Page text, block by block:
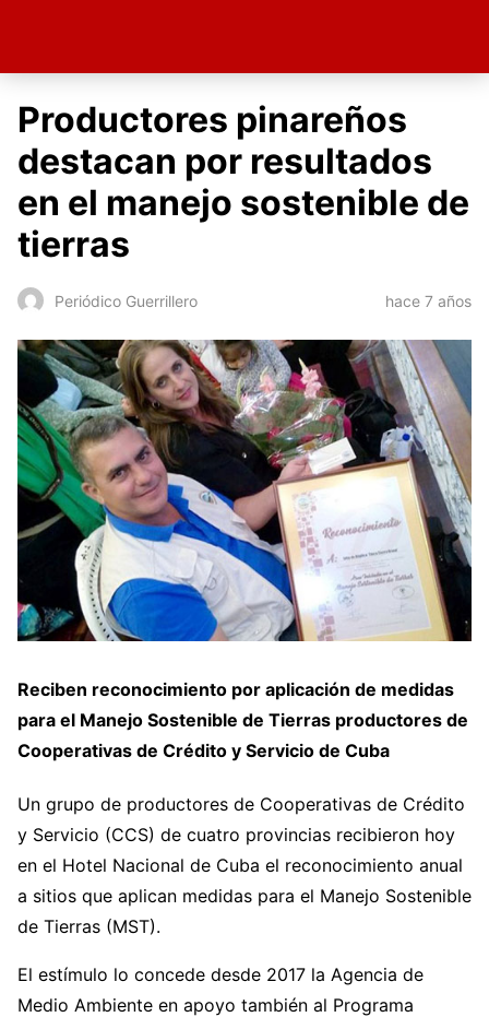
Productores pinareños
destacan por resultados
en el manejo sostenible de
tierras
Periódico Guerrillero hace 7 años
Reciben reconocimiento por aplicación de medidas
para el Manejo Sostenible de Tierras productores de
Cooperativas de Crédito y Servicio de Cuba
Un grupo de productores de Cooperativas de Crédito
y Servicio (CCS) de cuatro provincias recibieron hoy
en el Hotel Nacional de Cuba el reconocimiento anual
a sitios que aplican medidas para el Manejo Sostenible
de Tierras (MST).
El estímulo lo concede desde 2017 la Agencia de
Medio Ambiente en apoyo también al Programa